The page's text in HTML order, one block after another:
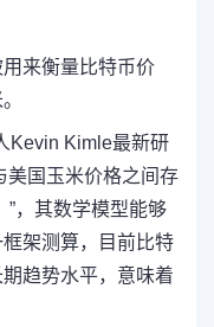
来衡量比特币价
Kevin Kimle最新研
美国玉米价格之间存
”，其数学模型能够
架测算，目前比特
趋势水平，意味着